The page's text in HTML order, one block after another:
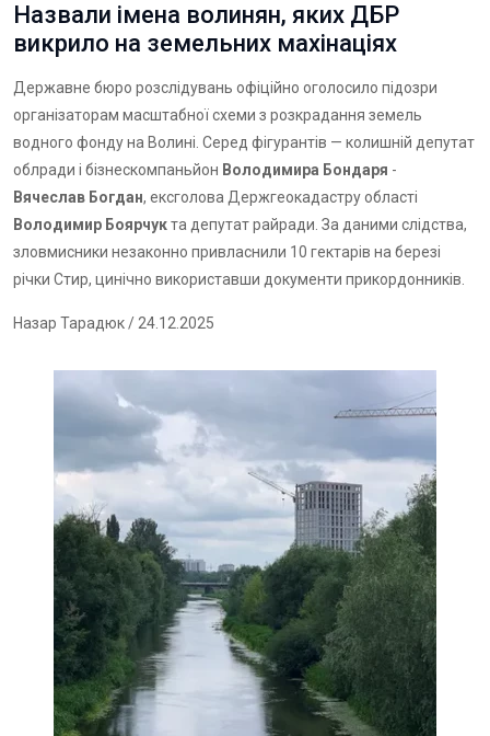
Назвали імена волинян, яких ДБР
викрило на земельних махінаціях
Державне бюро розслідувань офіційно оголосило підозри
організаторам масштабної схеми з розкрадання земель
водного фонду на Волині. Серед фігурантів — колишній депутат
облради і бізнескомпаньйон Володимира Бондаря -
Вячеслав Богдан, ексголова Держгеокадастру області
Володимир Боярчукта депутат райради. За даними слідства,
зловмисники незаконно привласнили 10 гектарів на березі
річки Стир, цинічно використавши документи прикордонників.
Назар Тарадюк/ 24.12.2025